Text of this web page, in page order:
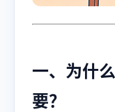
一、为什
要？